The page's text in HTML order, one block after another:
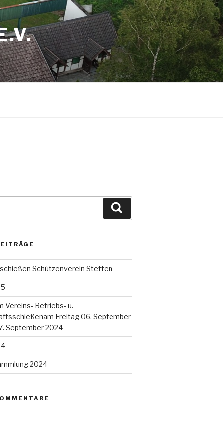
Schützenverein Stetten
Vereins- Betriebs- u.
Freitag 06. September
September 2024
2024